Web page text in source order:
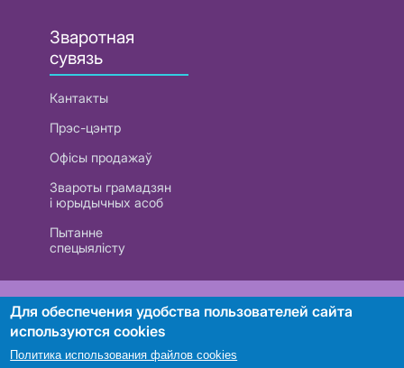
Зваротная
сувязь
Кантакты
Прэс-цэнтр
Офісы продажаў
Звароты грамадзян
і юрыдычных асоб
Пытанне
спецыялісту
РУП «Белтэлекам». УНП 101007741
Для обеспечения удобства пользователей сайта
используются cookies
Политика использования файлов cookies